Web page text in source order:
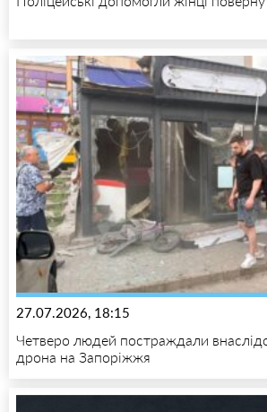
27.07.2026, 18:15
Четверо людей постраждали
дрона на Запоріжжя